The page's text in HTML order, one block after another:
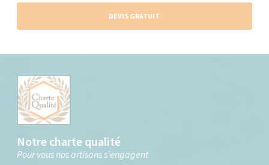
DEVIS GRATUIT
Notre charte qualité
Pour vous nos artisans s’engagent